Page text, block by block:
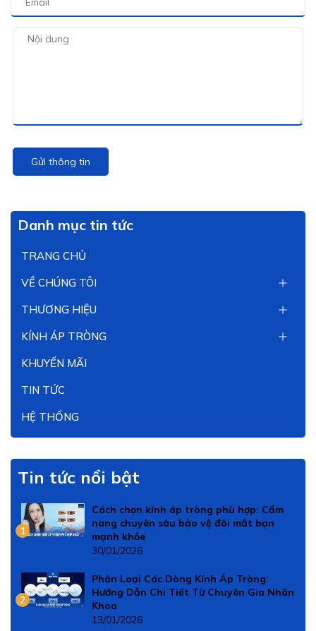
Gửi thông tin
Danh mục tin tức
TRANG CHỦ
VỀ CHÚNG TÔI
THƯƠNG HIỆU
KÍNH ÁP TRÒNG
KHUYẾN MÃI
TIN TỨC
HỆ THỐNG
Tin tức nổi bật
1
Cách chọn kính áp tròng phù hợp: Cẩm
nang chuyên sâu bảo vệ đôi mắt bạn
mạnh khỏe
30/01/2026
2
Phân Loại Các Dòng Kính Áp Tròng:
Hướng Dẫn Chi Tiết Từ Chuyên Gia Nhãn
Khoa
13/01/2026